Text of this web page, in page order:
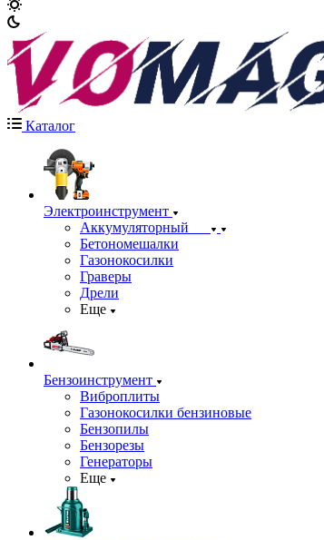
Каталог
Электроинструмент
Аккумуляторный
Бетономешалки
Газонокосилки
Граверы
Дрели
Еще
Бензоинструмент
Виброплиты
Газонокосилки бензиновые
Бензопилы
Бензорезы
Генераторы
Еще